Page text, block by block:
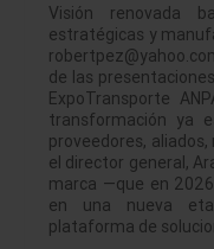
Visión renovada
estratégicas y
de las
ExpoTransporte
transformación ya
proveedores,
el director general,
marca —que en
en una nueva
plataforma de